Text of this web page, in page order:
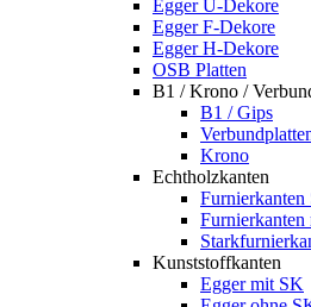
Egger U-Dekore
Egger F-Dekore
Egger H-Dekore
OSB Platten
B1 / Krono /
B1 / Gips
Krono
Echtholzkanten
Furnierkanten
Kunststoffkanten
Egger mit SK